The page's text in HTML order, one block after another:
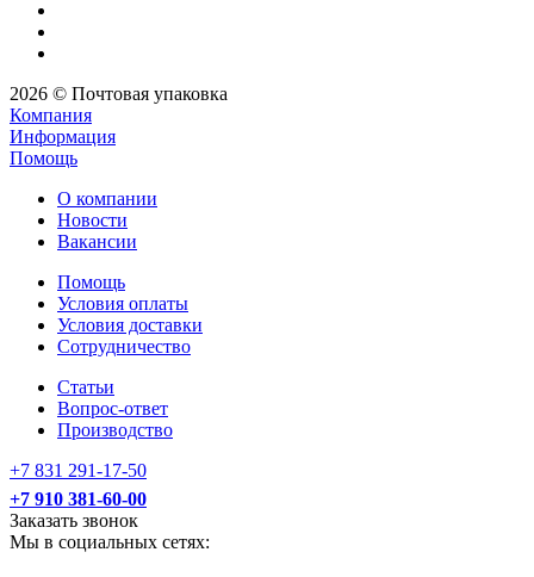
2026 © Почтовая упаковка
Компания
Информация
Помощь
О компании
Новости
Вакансии
Помощь
Условия оплаты
Условия доставки
Сотрудничество
Статьи
Вопрос-ответ
Производство
+7 831 291-17-50
+7 910 381-60-00
Заказать звонок
Мы в социальных сетях: